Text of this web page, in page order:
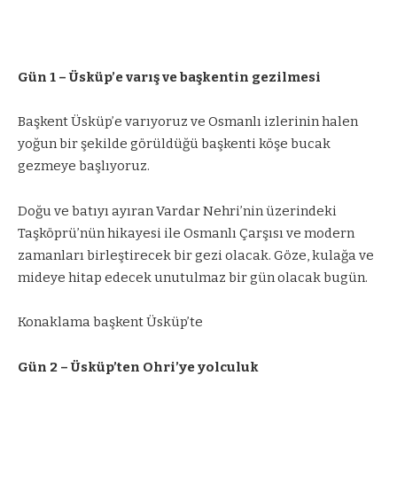
Gün 1 – Üsküp’e varış ve başkentin gezilmesi
Başkent Üsküp’e varıyoruz ve Osmanlı izlerinin halen
yoğun bir şekilde görüldüğü başkenti köşe bucak
gezmeye başlıyoruz.
Doğu ve batıyı ayıran Vardar Nehri’nin üzerindeki
Taşköprü’nün hikayesi ile Osmanlı Çarşısı ve modern
zamanları birleştirecek bir gezi olacak. Göze, kulağa ve
mideye hitap edecek unutulmaz bir gün olacak bugün.
Konaklama başkent Üsküp’te
Gün 2 – Üsküp’ten Ohri’ye yolculuk